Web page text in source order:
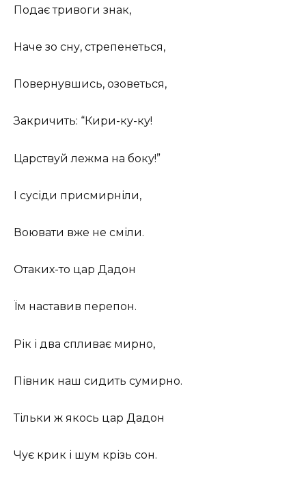
Подає тривоги знак,
Наче зо сну, стрепенеться,
Повернувшись, озоветься,
Закричить: “Кири-ку-ку!
Царствуй лежма на боку!”
І сусіди присмирніли,
Воювати вже не сміли.
Отаких-то цар Дадон
Їм наставив перепон.
Рік і два спливає мирно,
Півник наш сидить сумирно.
Тільки ж якось цар Дадон
Чує крик і шум крізь сон.